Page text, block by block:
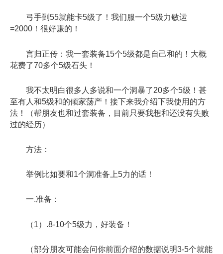
弓手到55就能卡5级了！我们服一个5级力敏运
=2000！很好赚的！
言归正传：我一套装备15个5级都是自己和的！大概
花费了70多个5级石头！
我不太明白很多人多说和一个洞暴了20多个5级！甚
至有人和5级和的倾家荡产！接下来我介绍下我使用的方
法！（帮朋友也和过套装备，目前只要我想和还没有失败
过的经历）
方法：
举例比如要和1个洞准备上5力的话！
一.准备：
（1）.8-10个5级力，好装备！
（部分朋友可能会问你前面介绍的数据说明3-5个就能